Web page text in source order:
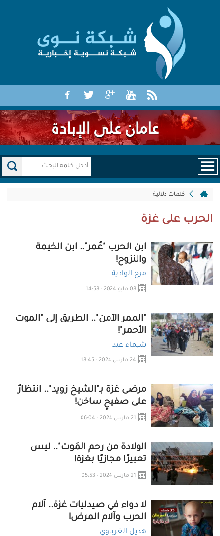
كلمات دلالية
الحرب على غزة
ابن الحرب "عُمر".. ابن الخيمة
والنزوح!
مرح الوادية
08 مايو 2024 - 14:58
"الممر الآمن".. الطريق إلى "الموت
الأحمر"!
شيماء عيد
24 مارس 2024 - 18:45
مرضى غزة بـ"الشيخ زويد".. انتظارٌ
على صفيحٍ ساخن!
21 مارس 2024 - 06:04
الولادة من رحم المَوت".. ليس
تعبيرًا مجازيًا بغزة!
21 مارس 2024 - 05:53
لا دواء في صيدليات غزة.. آلام
الحرب وآلام المرض!
هديل الغرباوي